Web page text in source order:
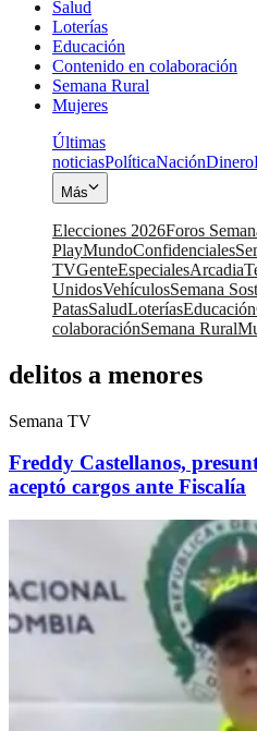
Salud
Loterías
Educación
Contenido en colaboración
Semana Rural
Mujeres
Últimas
noticiasPolíticaNaciónDinero
Más
Elecciones 2026Foros
PlayMundoConfidenciales
TVGenteEspecialesArcadia
UnidosVehículosSemana
PatasSaludLoteríasEducación
colaboraciónSemana Rural
delitos a menores
Semana TV
Freddy Castellanos,
aceptó cargos ante Fiscalía